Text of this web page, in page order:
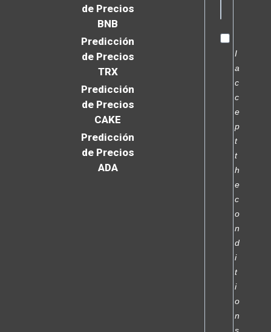
de Precios
BNB
Predicción
de Precios
TRX
Predicción
de Precios
CAKE
Predicción
de Precios
ADA
I
a
c
c
e
p
t
t
h
e
c
o
n
d
i
t
i
o
n
s